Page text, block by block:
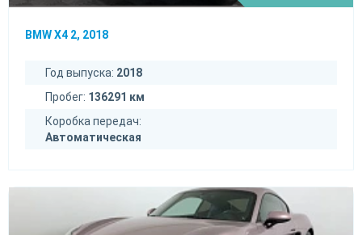
BMW X4 2, 2018
Год выпуска: 2018
Пробег: 136291 км
Коробка передач:
Автоматическая